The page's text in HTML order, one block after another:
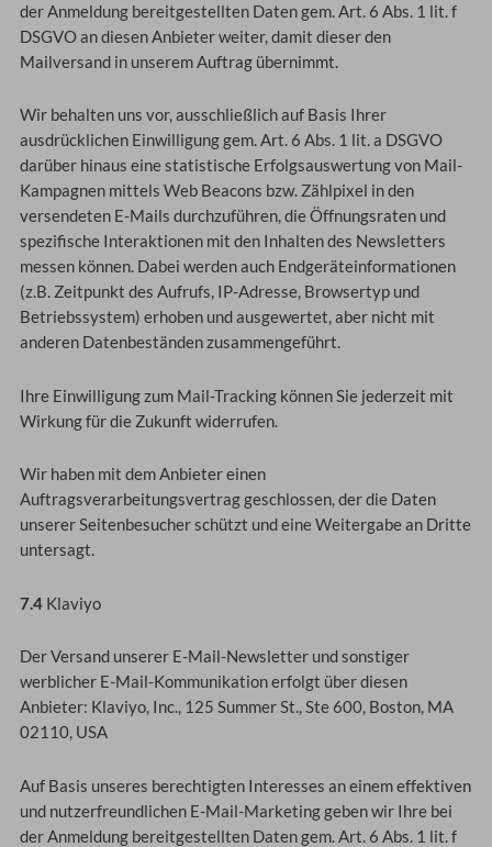
der Anmeldung bereitgestellten Daten gem. Art. 6 Abs. 1 lit. f
DSGVO an diesen Anbieter weiter, damit dieser den
Mailversand in unserem Auftrag übernimmt.
Wir behalten uns vor, ausschließlich auf Basis Ihrer
ausdrücklichen Einwilligung gem. Art. 6 Abs. 1 lit. a DSGVO
darüber hinaus eine statistische Erfolgsauswertung von Mail-
Kampagnen mittels Web Beacons bzw. Zählpixel in den
versendeten E-Mails durchzuführen, die Öffnungsraten und
spezifische Interaktionen mit den Inhalten des Newsletters
messen können. Dabei werden auch Endgeräteinformationen
(z.B. Zeitpunkt des Aufrufs, IP-Adresse, Browsertyp und
Betriebssystem) erhoben und ausgewertet, aber nicht mit
anderen Datenbeständen zusammengeführt.
Ihre Einwilligung zum Mail-Tracking können Sie jederzeit mit
Wirkung für die Zukunft widerrufen.
Wir haben mit dem Anbieter einen
Auftragsverarbeitungsvertrag geschlossen, der die Daten
unserer Seitenbesucher schützt und eine Weitergabe an Dritte
untersagt.
7.4Klaviyo
Der Versand unserer E-Mail-Newsletter und sonstiger
werblicher E-Mail-Kommunikation erfolgt über diesen
Anbieter: Klaviyo, Inc., 125 Summer St., Ste 600, Boston, MA
02110, USA
Auf Basis unseres berechtigten Interesses an einem effektiven
und nutzerfreundlichen E-Mail-Marketing geben wir Ihre bei
der Anmeldung bereitgestellten Daten gem. Art. 6 Abs. 1 lit. f